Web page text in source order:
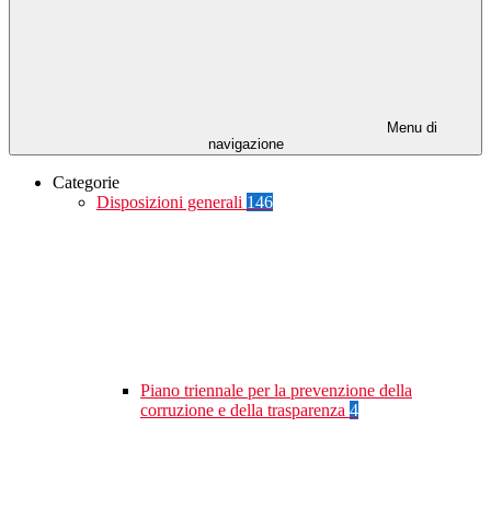
Menu di
navigazione
Categorie
Disposizioni generali 146
Piano triennale per la prevenzione della
corruzione e della trasparenza 4